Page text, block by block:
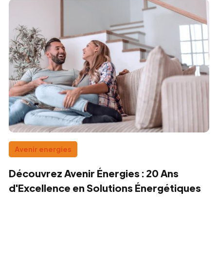
Avenir energies
Découvrez Avenir Énergies : 20 Ans
d'Excellence en Solutions Énergétiques